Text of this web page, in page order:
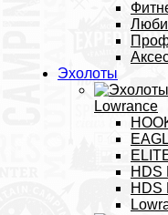
Эхолоты
Lowrance
HDS
HDS